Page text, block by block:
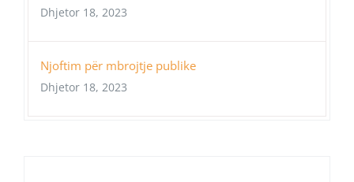
Dhjetor 18, 2023
Njoftim për mbrojtje publike
Dhjetor 18, 2023